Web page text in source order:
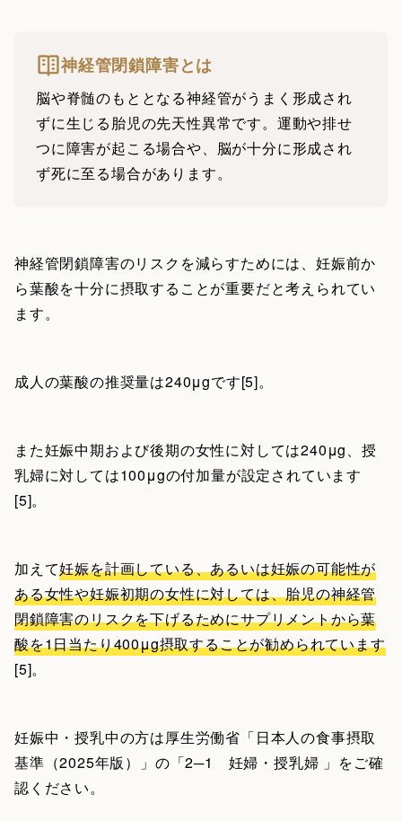
神経管閉鎖障害とは
脳や脊髄のもととなる神経管がうまく形成され
ずに生じる胎児の先天性異常です。運動や排せ
つに障害が起こる場合や、脳が十分に形成され
ず死に至る場合があります。
神経管閉鎖障害のリスクを減らすためには、妊娠前か
ら葉酸を十分に摂取することが重要だと考えられてい
ます。
成人の葉酸の推奨量は240μgです[5]。
また妊娠中期および後期の女性に対しては240μg、授
乳婦に対しては100μgの付加量が設定されています
[5]。
加えて妊娠を計画している、あるいは妊娠の可能性が
ある女性や妊娠初期の女性に対しては、胎児の神経管
閉鎖障害のリスクを下げるためにサプリメントから葉
酸を1日当たり400μg摂取することが勧められています
[5]。
妊娠中・授乳中の方は厚生労働省「日本人の食事摂取
基準（2025年版）」の「2─1 妊婦・授乳婦 」をご確
認ください。